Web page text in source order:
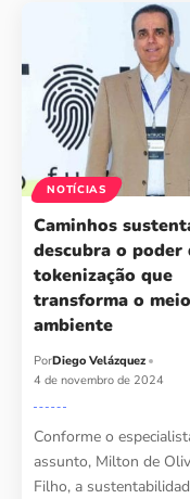
NOTÍCIAS
Caminhos
descubra o poder
tokenização que
transforma o meio
ambiente
PorDiego Velázquez
4 de novembro de 2024
Conforme o
assunto, Milton de
Filho, a